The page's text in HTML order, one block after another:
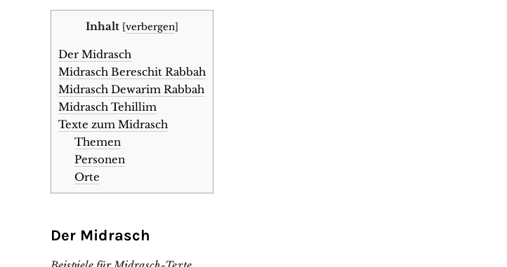
Inhalt [verbergen]
Der Midrasch
Midrasch Bereschit Rabbah
Midrasch Dewarim Rabbah
Midrasch Tehillim
Texte zum Midrasch
Themen
Personen
Orte
Der Midrasch